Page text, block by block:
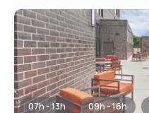
07h - 13h 09h - 16h